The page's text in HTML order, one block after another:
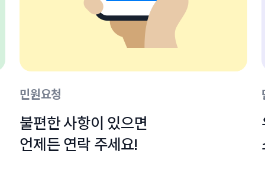
민원요청
불편한 사항이 있으면
언제든 연락 주세요!